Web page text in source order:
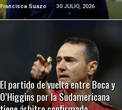
Francisca Suazo 30 JULIO, 2026
El partido de vuelta entre Boca y
O’Higgins por la Sudamericana
LEER MÁS